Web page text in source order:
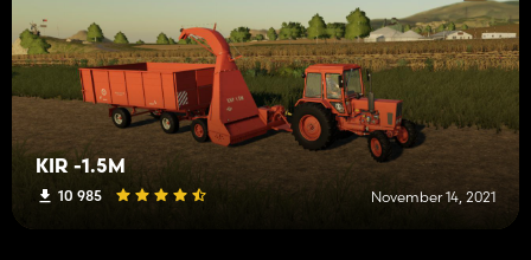
KIR -1.5M
10 985 November 14, 2021